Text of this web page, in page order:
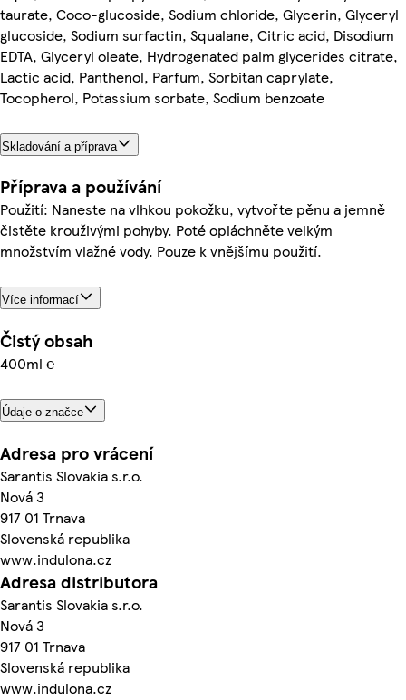
taurate, Coco-glucoside, Sodium chloride, Glycerin, Glyceryl
glucoside, Sodium surfactin, Squalane, Citric acid, Disodium
EDTA, Glyceryl oleate, Hydrogenated palm glycerides citrate,
Lactic acid, Panthenol, Parfum, Sorbitan caprylate,
Tocopherol, Potassium sorbate, Sodium benzoate
Skladování a příprava
Příprava a používání
Použití: Naneste na vlhkou pokožku, vytvořte pěnu a jemně
čistěte krouživými pohyby. Poté opláchněte velkým
množstvím vlažné vody. Pouze k vnějšímu použití.
Více informací
Čistý obsah
400ml ℮
Údaje o značce
Adresa pro vrácení
Sarantis Slovakia s.r.o.
Nová 3
917 01 Trnava
Slovenská republika
www.indulona.cz
Adresa distributora
Sarantis Slovakia s.r.o.
Nová 3
917 01 Trnava
Slovenská republika
www.indulona.cz